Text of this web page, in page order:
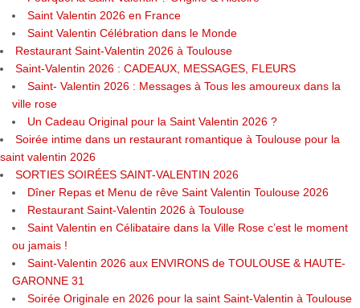
Saint Valentin 2026 en France
Saint Valentin Célébration dans le Monde
Restaurant Saint-Valentin 2026 à Toulouse
Saint-Valentin 2026 : CADEAUX, MESSAGES, FLEURS
Saint- Valentin 2026 : Messages à Tous les amoureux dans la
ville rose
Un Cadeau Original pour la Saint Valentin 2026 ?
Soirée intime dans un restaurant romantique à Toulouse pour la
saint valentin 2026
SORTIES SOIRÉES SAINT-VALENTIN 2026
Dîner Repas et Menu de rêve Saint Valentin Toulouse 2026
Restaurant Saint-Valentin 2026 à Toulouse
Saint Valentin en Célibataire dans la Ville Rose c’est le moment
ou jamais !
Saint-Valentin 2026 aux ENVIRONS de TOULOUSE & HAUTE-
GARONNE 31
Soirée Originale en 2026 pour la saint Saint-Valentin à Toulouse